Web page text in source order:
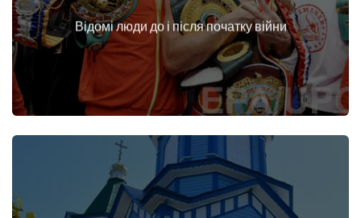
Відомі люди до і після початку війни
Особи до і після початку війни